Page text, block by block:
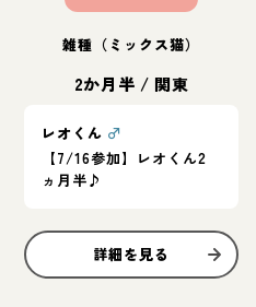
雑種（ミックス猫）
2か月半 / 関東
レオくん ♂
【7/16参加】レオくん2
ヵ月半♪
詳細を見る